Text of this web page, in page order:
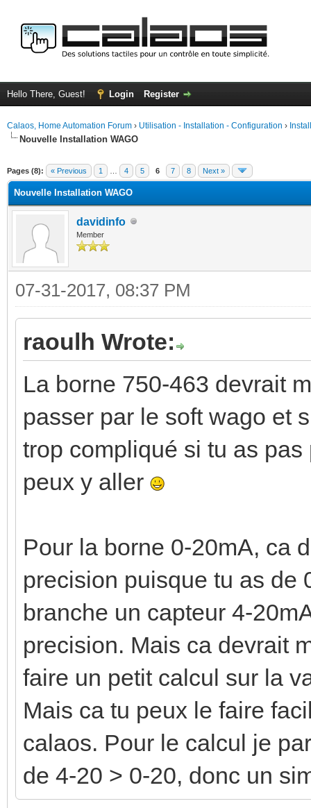
Hello There, Guest! Login Register
Calaos, Home Automation Forum › Utilisation - Installation - Configuration ›
Nouvelle Installation WAGO
Pages (8): « Previous 1 4 5 6 7 8 Next »
Nouvelle Installation WAGO
davidinfo
Member
07-31-2017, 08:37 PM
raoulh Wrote:
La borne 750-463 devrait
passer par le soft wago et
trop compliqué si tu as
peux y aller
Pour la borne 0-20mA, ca
precision puisque tu as de
branche un capteur 4-
precision. Mais ca devrait
faire un petit calcul sur la
Mais ca tu peux le faire
calaos. Pour le calcul je
de 4-20 > 0-20, donc un